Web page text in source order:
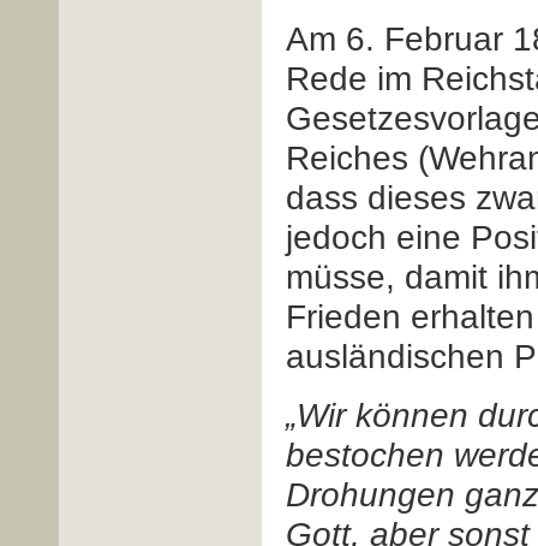
Am 6. Februar
Rede im
Reiches
dass dieses
jedoch eine
müsse, damit
Frieden
ausländischen
„Wir können
bestochen
Drohungen
Gott, aber